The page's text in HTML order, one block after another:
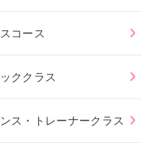
コース
ククラス
ス・トレーナークラス